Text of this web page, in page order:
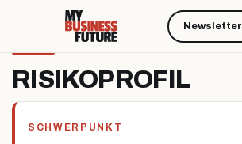
RISIKOPROFIL
SCHWERPUNKT
Newsletter